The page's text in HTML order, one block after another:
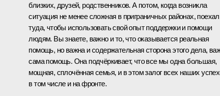
близких, друзей, родственников. А потом, когда возникла
ситуация не менее сложная в приграничных районах,
туда, чтобы использовать свой опыт поддержки и помощи
людям. Вы знаете, важно и то, что оказывается реальная
помощь, но важна и содержательная сторона этого дела,
сама помощь. Она подчёркивает, что все мы одна большая,
мощная, сплочённая семья, и в этом залог всех наших
в том числе и на фронте.